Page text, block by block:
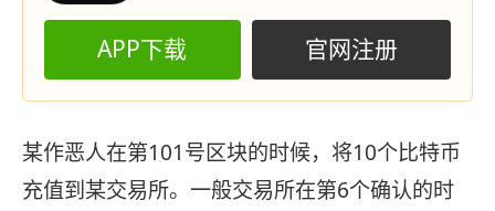
APP下载 官网注册
某作恶人在第101号区块的时候，将10个比特币
充值到某交易所。一般交易所在第6个确认的时